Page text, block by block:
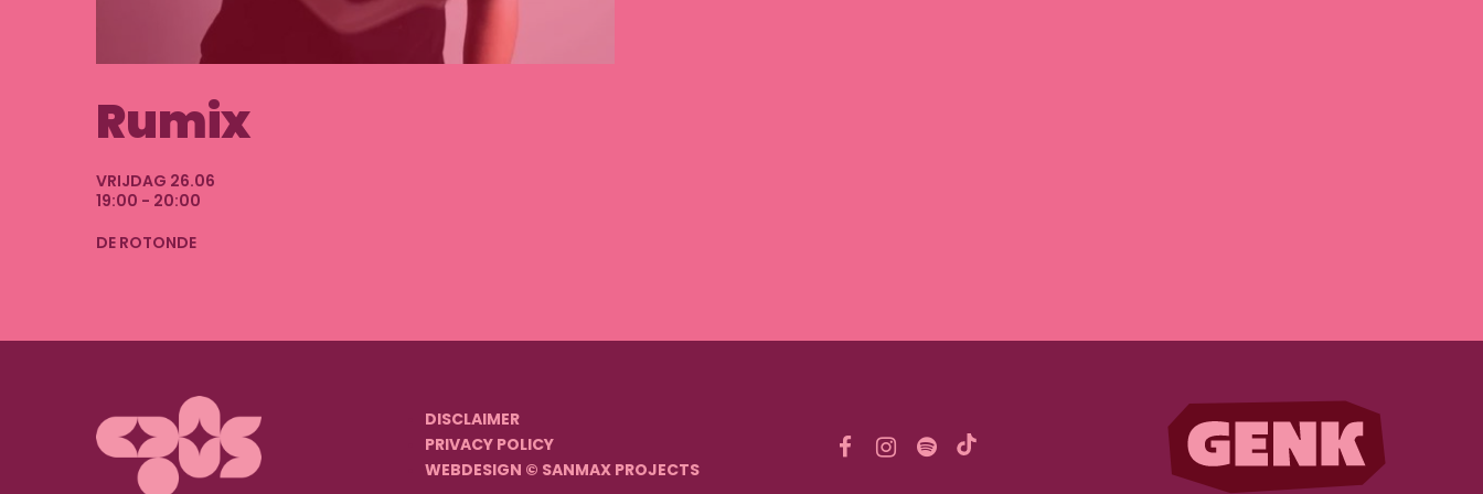
Rumix
VRIJDAG 26.06
19:00 - 20:00
DE ROTONDE
DISCLAIMER
PRIVACY POLICY
WEBDESIGN © SANMAX PROJECTS